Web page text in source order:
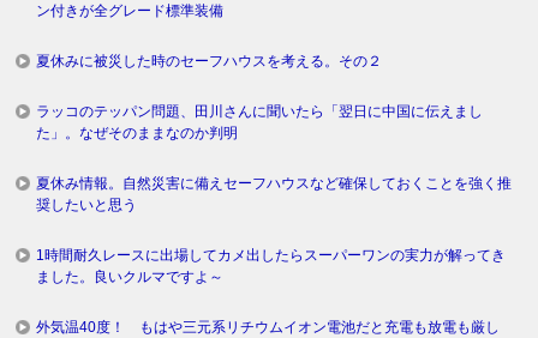
ン付きが全グレード標準装備
夏休みに被災した時のセーフハウスを考える。その２
ラッコのテッパン問題、田川さんに聞いたら「翌日に中国に伝えまし
た」。なぜそのままなのか判明
夏休み情報。自然災害に備えセーフハウスなど確保しておくことを強く推
奨したいと思う
1時間耐久レースに出場してカメ出したらスーパーワンの実力が解ってき
ました。良いクルマですよ～
外気温40度！ もはや三元系リチウムイオン電池だと充電も放電も厳し